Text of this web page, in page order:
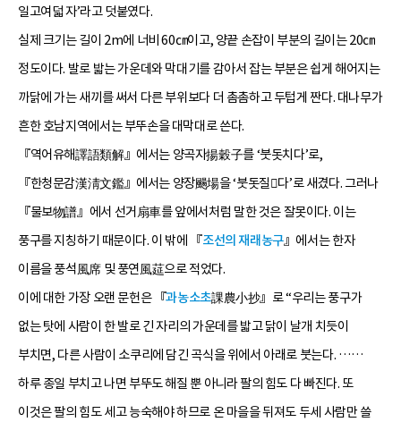
일고여덟 자’라고 덧붙였다.
실제 크기는 길이 2m에 너비 60㎝이고, 양끝 손잡이 부분의 길이는 20㎝
정도이다. 발로 밟는 가운데와 막대기를 감아서 잡는 부분은 쉽게 해어지는
까닭에 가는 새끼를 써서 다른 부위보다 더 촘촘하고 두텁게 짠다. 대나무가
흔한 호남지역에서는 부뚜손을 대막대로 쓴다.
『역어유해譯語類解』에서는 양곡자揚穀子를 ‘붓돗치다’로,
『한청문감漢淸文鑑』에서는 양장颺場을 ‘붓돗질다’로 새겼다. 그러나
『물보物譜』에서 선거扇車를 앞에서처럼 말한 것은 잘못이다. 이는
풍구를 지칭하기 때문이다. 이 밖에 『조선의 재래농구』에서는 한자
이름을 풍석風席 및 풍연風莚으로 적었다.
이에 대한 가장 오랜 문헌은 『과농소초課農小抄』로 “우리는 풍구가
없는 탓에 사람이 한 발로 긴 자리의 가운데를 밟고 닭이 날개 치듯이
부치면, 다른 사람이 소쿠리에 담긴 곡식을 위에서 아래로 붓는다. ……
하루 종일 부치고 나면 부뚜도 해질 뿐 아니라 팔의 힘도 다 빠진다. 또
이것은 팔의 힘도 세고 능숙해야 하므로 온 마을을 뒤져도 두세 사람만 쓸